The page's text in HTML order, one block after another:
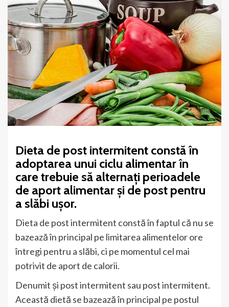
Dieta de post intermitent constă în
adoptarea unui ciclu alimentar în
care trebuie să alternați perioadele
de aport alimentar și de post pentru
a slăbi ușor.
Dieta de post intermitent constă în faptul că nu se
bazează în principal pe limitarea alimentelor ore
întregi pentru a slăbi, ci pe momentul cel mai
potrivit de aport de calorii.
Denumit și post intermitent sau post intermitent.
Această dietă se bazează în principal pe postul